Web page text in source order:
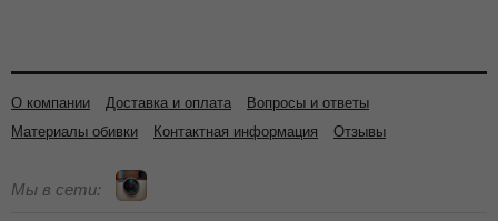
О компании Доставка и оплата
Вопросы и ответы
Материалы обивки
Контактная информация Отзывы
Мы в сети: